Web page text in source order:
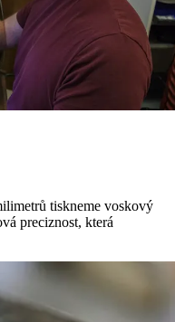
tiskneme voskový
preciznost, která